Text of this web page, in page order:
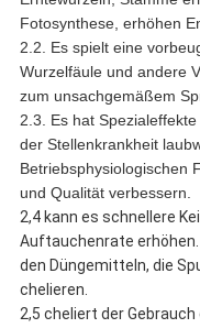
Fotosynthese, erhöhen
2.2. Es spielt eine
Wurzelfäule und andere
zum unsachgemäßem
2.3. Es hat
der Stellenkrankheit
Betriebsphysiologischen
und Qualität verbessern.
2,4 kann es schnellere
Auftauchenrate
den Düngemitteln, die
chelieren.
2,5 cheliert der